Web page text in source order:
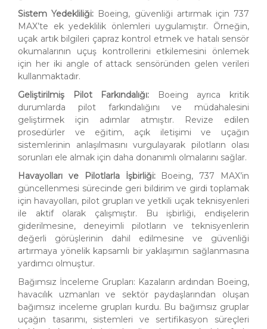
Sistem Yedekliliği: Boeing, güvenliği artırmak için 737
MAX’te ek yedeklilik önlemleri uygulamıştır. Örneğin,
uçak artık bilgileri çapraz kontrol etmek ve hatalı sensör
okumalarının uçuş kontrollerini etkilemesini önlemek
için her iki angle of attack sensöründen gelen verileri
kullanmaktadır.
Geliştirilmiş Pilot Farkındalığı: Boeing ayrıca kritik
durumlarda pilot farkındalığını ve müdahalesini
geliştirmek için adımlar atmıştır. Revize edilen
prosedürler ve eğitim, açık iletişimi ve uçağın
sistemlerinin anlaşılmasını vurgulayarak pilotların olası
sorunları ele almak için daha donanımlı olmalarını sağlar.
Havayolları ve Pilotlarla İşbirliği:Boeing, 737 MAX’in
güncellenmesi sürecinde geri bildirim ve girdi toplamak
için havayolları, pilot grupları ve yetkili uçak teknisyenleri
ile aktif olarak çalışmıştır. Bu işbirliği, endişelerin
giderilmesine, deneyimli pilotların ve teknisyenlerin
değerli görüşlerinin dahil edilmesine ve güvenliği
artırmaya yönelik kapsamlı bir yaklaşımın sağlanmasına
yardımcı olmuştur.
Bağımsız İnceleme Grupları: Kazaların ardından Boeing,
havacılık uzmanları ve sektör paydaşlarından oluşan
bağımsız inceleme grupları kurdu. Bu bağımsız gruplar
uçağın tasarımı, sistemleri ve sertifikasyon süreçleri